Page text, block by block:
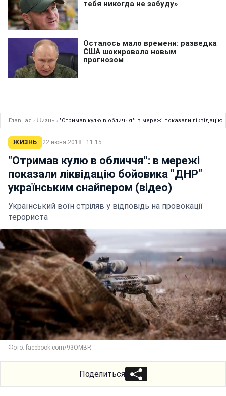
Главная › Жизнь › "Отримав кулю в обличчя": в мережі показали
ЖИЗНЬ 22 июня 2018 · 11:15
"Отримав кулю в обличчя": в мережі
показали ліквідацію бойовика "ДНР"
українським снайпером (відео)
Український воїн стріляв у відповідь на провокації
терориста
Фото: facebook.com/93OMBR
Поделиться